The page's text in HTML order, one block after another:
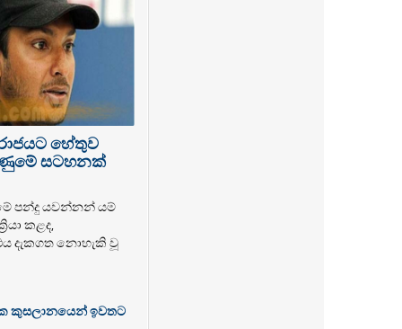
හේතුව
සටහනක්
පන්දු යවන්නන් යම්
කළද,
දැකගත නොහැකි වූ
කුසලානයෙන් ඉවතට